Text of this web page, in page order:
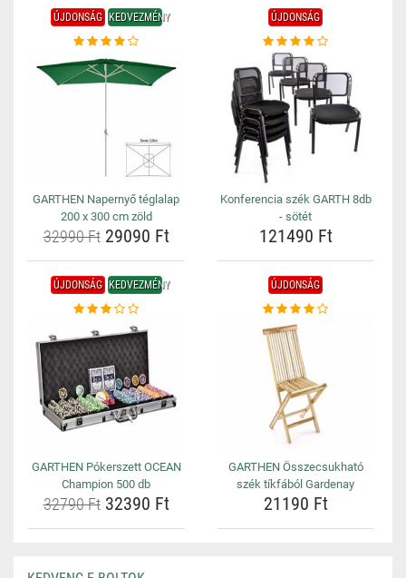
ÚJDONSÁG KEDVEZMÉNY
GARTHEN Napernyő téglalap
200 x 300 cm zöld
32990 Ft29090 Ft
ÚJDONSÁG
Konferencia szék GARTH 8db
- sötét
121490 Ft
ÚJDONSÁG KEDVEZMÉNY
GARTHEN Pókerszett OCEAN
Champion 500 db
32790 Ft32390 Ft
ÚJDONSÁG
GARTHEN Összecsukható
szék tíkfából Gardenay
21190 Ft